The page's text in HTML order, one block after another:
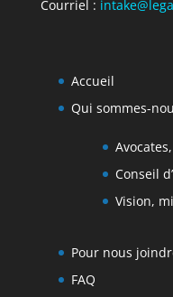
Courriel :
Accueil
Qui sommes-
Conseil
Vision,
Pour nous
FAQ